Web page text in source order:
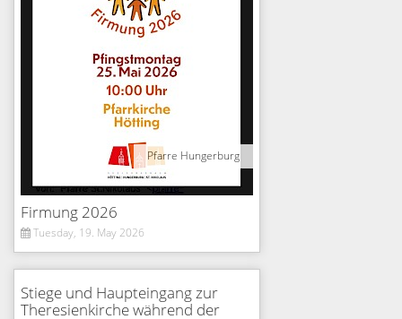
Pfarre Hungerburg
Firmung 2026
Tuesday, 19. May 2026
Stiege und Haupteingang zur
Theresienkirche während der